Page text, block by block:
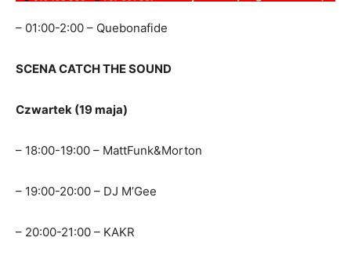
– 01:00-2:00 – Quebonafide
SCENA CATCH THE SOUND
Czwartek (19 maja)
– 18:00-19:00 – MattFunk&Morton
– 19:00-20:00 – DJ M’Gee
– 20:00-21:00 – KAKR